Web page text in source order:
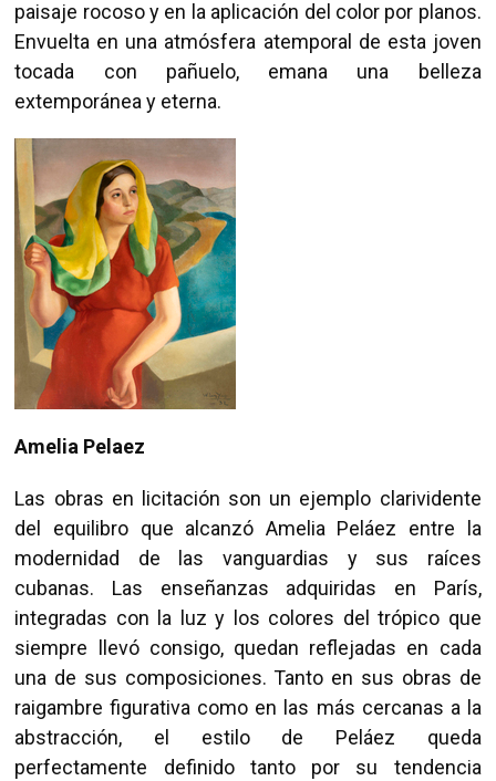
paisaje rocoso y en la aplicación del color por planos.
Envuelta en una atmósfera atemporal de esta joven
tocada con pañuelo, emana una belleza
extemporánea y eterna.
Amelia Pelaez
Las obras en licitación son un ejemplo clarividente
del equilibro que alcanzó Amelia Peláez entre la
modernidad de las vanguardias y sus raíces
cubanas. Las enseñanzas adquiridas en París,
integradas con la luz y los colores del trópico que
siempre llevó consigo, quedan reflejadas en cada
una de sus composiciones. Tanto en sus obras de
raigambre figurativa como en las más cercanas a la
abstracción, el estilo de Peláez queda
perfectamente definido tanto por su tendencia